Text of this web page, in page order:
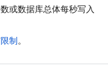
或数据库总体每秒写入
限制。